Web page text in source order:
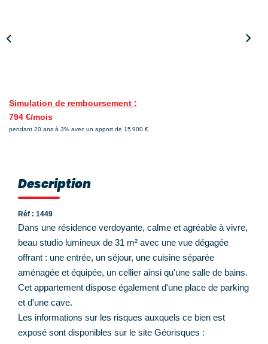
Simulation de remboursement :
794 €/mois
pendant 20 ans à 3% avec un apport de 15 900 €
Description
Réf : 1449
Dans une résidence verdoyante, calme et agréable à vivre,
beau studio lumineux de 31 m² avec une vue dégagée
offrant : une entrée, un séjour, une cuisine séparée
aménagée et équipée, un cellier ainsi qu'une salle de bains.
Cet appartement dispose également d'une place de parking
et d'une cave.
Les informations sur les risques auxquels ce bien est
exposé sont disponibles sur le site Géorisques :